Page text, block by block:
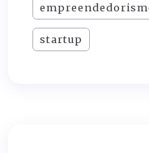
startup